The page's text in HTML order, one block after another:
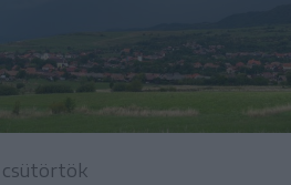
csütörtök